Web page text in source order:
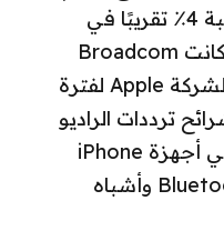
شركة صناعة الرقائق بنسبة 4٪ تقريبًا في
تداول ما قبل السوق. لقد كانت Broadcom
موردًا للمكونات الرئيسية لشركة Apple لفترة
ترددات الراديو
المخصصة المستخدمة في أجهزة iPhone
ورقائق اتصال Wi-Fi وBluetooth وأشباه